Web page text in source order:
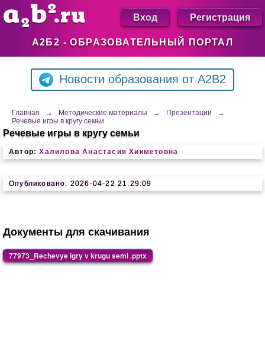
А2Б2 - ОБРАЗОВАТЕЛЬНЫЙ ПОРТАЛ
Вход Регистрация
Новости образования от A2B2
Главная → Методические материалы → Презентации
→
Речевые игры в кругу семьи
Речевые игры в кругу семьи
Автор: Халилова Анастасия Хикметовна
Опубликовано: 2026-04-22 21:29:09
Документы для скачивания
77973_Rechevye igry v krugu semi .pptx